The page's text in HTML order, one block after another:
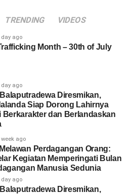
TRENDING VIDEOS
day ago
Month – 30th of July
day ago
Diresmikan,
Siap Dorong Lahirnya
Berkarakter dan Berlandaskan
week ago
Perdagangan Orang:
Kegiatan Memperingati Bulan
Manusia Sedunia
day ago
Diresmikan,